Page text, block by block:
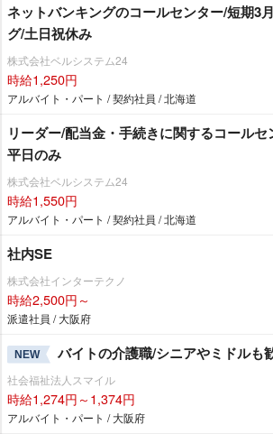
ネットバンキングのコールセンター/短期3
グ/土日祝休み
株式会社ベルシステム24
時給1,250円
アルバイト・パート / 契約社員 / 北海道
リーダー/配当金・手続きに関するコール
平日のみ
株式会社ベルシステム24
時給1,550円
アルバイト・パート / 契約社員 / 北海道
社内SE
株式会社インターテクノ
時給2,500円～
派遣社員 / 大阪府
NEW バイトの介護職/シニアやミドルも
社会福祉法人スマイル
時給1,274円～1,374円
アルバイト・パート / 大阪府